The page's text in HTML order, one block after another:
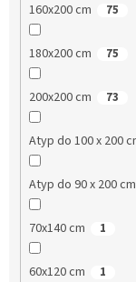
160x200 cm 75
180x200 cm 75
200x200 cm 73
Atyp do 100 x 200
Atyp do 90 x 200 cm
70x140 cm 1
60x120 cm 1